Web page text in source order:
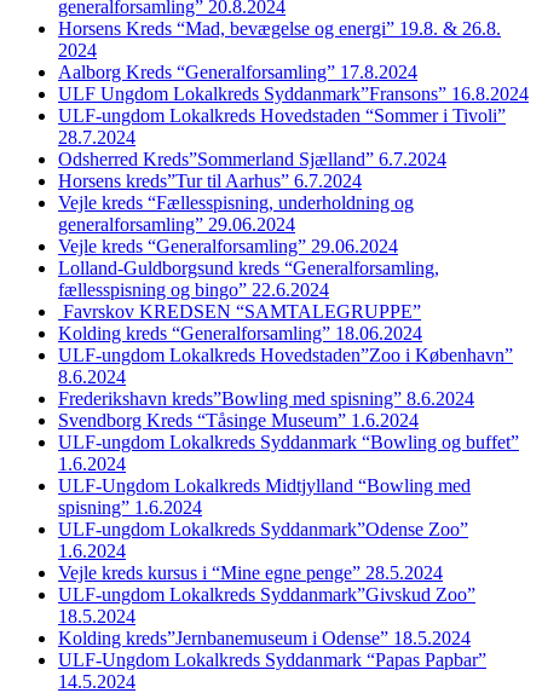
generalforsamling” 20.8.2024
Horsens Kreds “Mad, bevægelse og energi” 19.8. & 26.8.
2024
Aalborg Kreds “Generalforsamling” 17.8.2024
ULF Ungdom Lokalkreds Syddanmark”Fransons” 16.8.2024
ULF-ungdom Lokalkreds Hovedstaden “Sommer i Tivoli”
28.7.2024
Odsherred Kreds”Sommerland Sjælland” 6.7.2024
Horsens kreds”Tur til Aarhus” 6.7.2024
Vejle kreds “Fællesspisning, underholdning og
generalforsamling” 29.06.2024
Vejle kreds “Generalforsamling” 29.06.2024
Lolland-Guldborgsund kreds “Generalforsamling,
fællesspisning og bingo” 22.6.2024
Favrskov KREDSEN “SAMTALEGRUPPE”
Kolding kreds “Generalforsamling” 18.06.2024
ULF-ungdom Lokalkreds Hovedstaden”Zoo i København”
8.6.2024
Frederikshavn kreds”Bowling med spisning” 8.6.2024
Svendborg Kreds “Tåsinge Museum” 1.6.2024
ULF-ungdom Lokalkreds Syddanmark “Bowling og buffet”
1.6.2024
ULF-Ungdom Lokalkreds Midtjylland “Bowling med
spisning” 1.6.2024
ULF-ungdom Lokalkreds Syddanmark”Odense Zoo”
1.6.2024
Vejle kreds kursus i “Mine egne penge” 28.5.2024
ULF-ungdom Lokalkreds Syddanmark”Givskud Zoo”
18.5.2024
Kolding kreds”Jernbanemuseum i Odense” 18.5.2024
ULF-Ungdom Lokalkreds Syddanmark “Papas Papbar”
14.5.2024